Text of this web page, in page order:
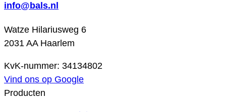
info@bals.nl
Watze Hilariusweg 6
2031 AA Haarlem
KvK-nummer: 34134802
Vind ons op Google
Producten